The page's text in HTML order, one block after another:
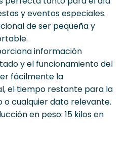
y eventos especiales.
de ser pequeña y
información
y el funcionamiento del
fácilmente la
el tiempo restante para la
o cualquier dato relevante.
en peso: 15 kilos en